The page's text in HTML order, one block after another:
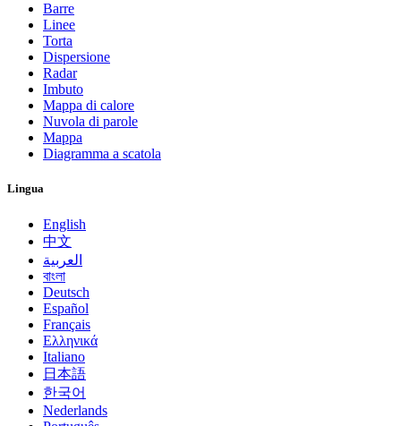
Barre
Linee
Torta
Dispersione
Radar
Imbuto
Mappa di calore
Nuvola di parole
Mappa
Diagramma a scatola
Lingua
English
中文
العربية
বাংলা
Deutsch
Español
Français
Ελληνικά
Italiano
日本語
한국어
Nederlands